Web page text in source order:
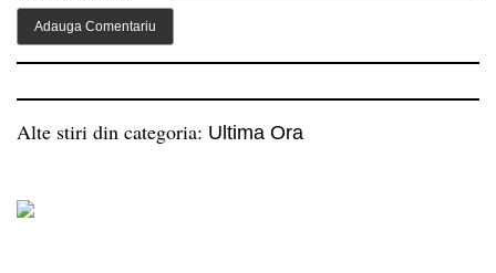
Alte stiri din categoria: Ultima Ora